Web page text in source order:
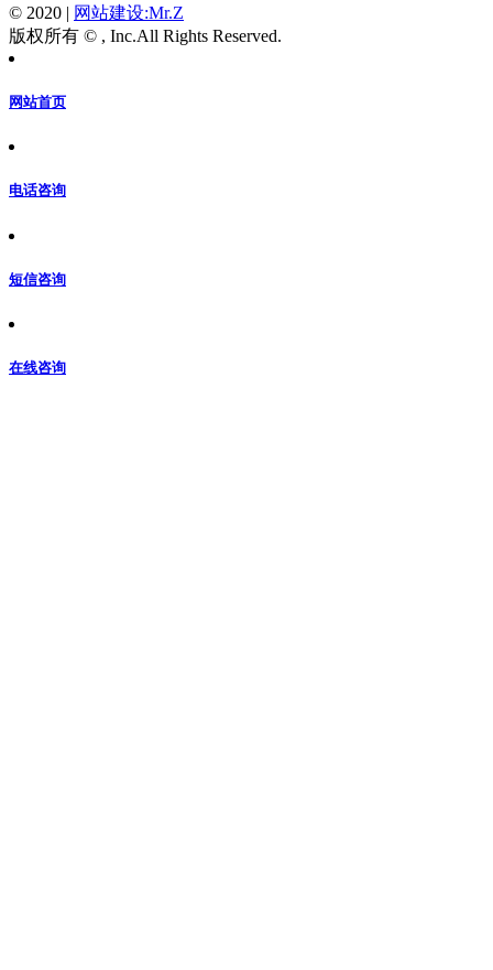
© 2020 | 网站建设:Mr.Z
版权所有 © , Inc.All Rights Reserved.
网站首页
电话咨询
短信咨询
在线咨询